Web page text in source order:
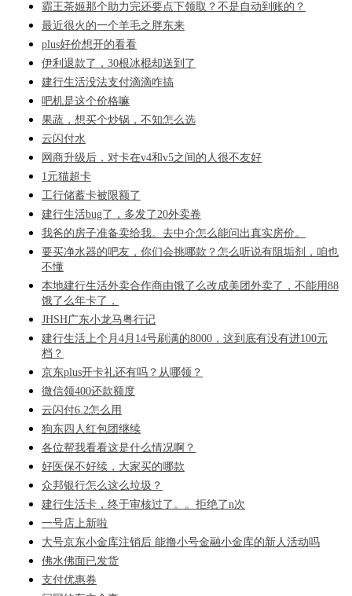
霸王茶姬那个助力完还要点下领取？不是自动到账的？
最近很火的一个羊毛之胖东来
plus好价想开的看看
伊利退款了，30根冰棍却送到了
建行生活没法支付滴滴咋搞
吧机是这个价格嘛
果蔬，想买个炒锅，不知怎么选
云闪付水
网商升级后，对卡在v4和v5之间的人很不友好
1元猫超卡
工行储蓄卡被限额了
建行生活bug了，多发了20外卖卷
我爸的房子准备卖给我。去中介怎么能问出真实房价。
要买净水器的吧友，你们会挑哪款？怎么听说有阻垢剂，咱也
不懂
本地建行生活外卖合作商由饿了么改成美团外卖了，不能用88
饿了么年卡了，
JHSH广东小龙马粤行记
建行生活上个月4月14号刷满的8000，这到底有没有进100元
档？
京东plus开卡礼还有吗？从哪领？
微信领400还款额度
云闪付6.2怎么用
狗东四人红包团继续
各位帮我看看这是什么情况啊？
好医保不好续，大家买的哪款
众邦银行怎么这么垃圾？
建行生活卡，终于审核过了。。拒绝了n次
一号店上新啦
大号京东小金库注销后 能撸小号金融小金库的新人活动吗
佛水佛面已发货
支付优惠券